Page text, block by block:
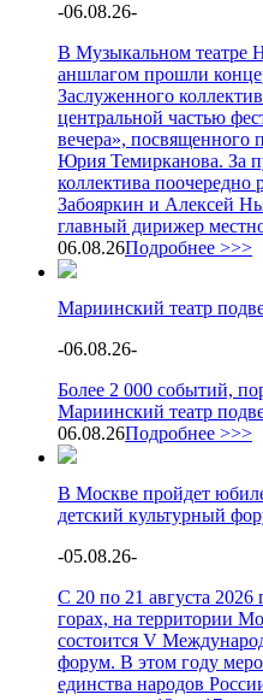
-06.08.26-
В Музыкальном театре
аншлагом прошли
Заслуженного
центральной частью
вечера», посвященного
Юрия Темирканова. За
коллектива
Забояркин и Алексей
главный дирижер
06.08.26Подробнее >>>
Мариинский театр
-06.08.26-
Более 2 000 событий,
Мариинский театр
06.08.26Подробнее >>>
В Москве пройдет
детский культурный
-05.08.26-
С 20 по 21 августа
горах, на территории
состоится V
форум. В этом году
единства народов